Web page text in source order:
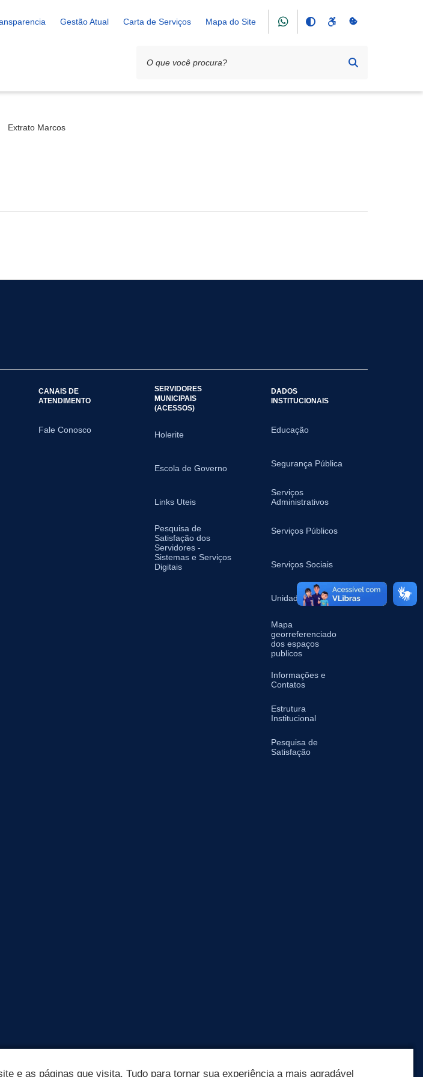
Gestão Atual Carta de Serviços Mapa do Site
Extrato Marcos
CANAIS DE
ATENDIMENTO
Fale Conosco
SERVIDORES
MUNICIPAIS
(ACESSOS)
Holerite
Escola de Governo
Links Uteis
Pesquisa de
Satisfação dos
Servidores -
Sistemas e Serviços
Digitais
DADOS
INSTITUCIONAIS
Educação
Segurança Pública
Serviços
Administrativos
Serviços Públicos
Serviços Sociais
Unidades de Saúde
Mapa
georreferenciado
dos espaços
publicos
Informações e
Contatos
Estrutura
Institucional
Pesquisa de
Satisfação
e as páginas que visita. Tudo para tornar sua experiência a mais agradável